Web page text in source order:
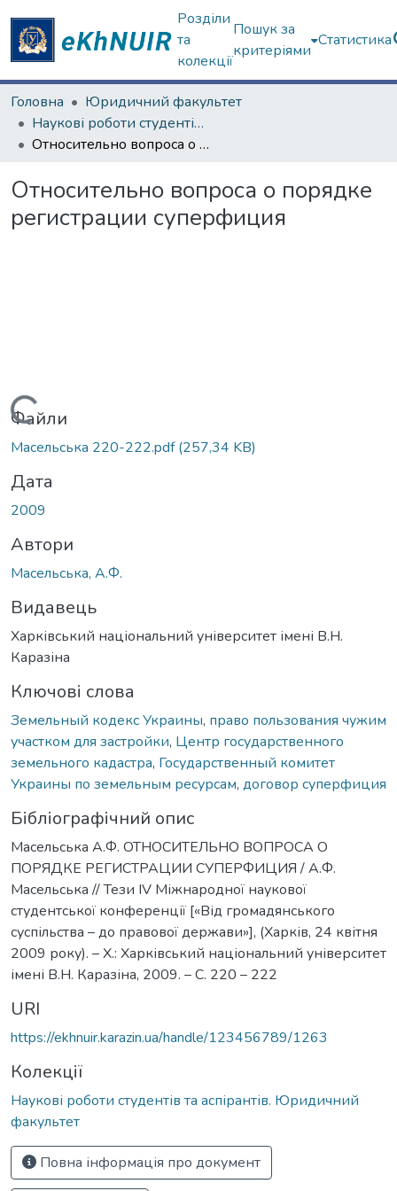
Розділи
та
колекції
Пошук за
критеріями
Статистика
Головна
Юридичний факультет
Наукові роботи студентів та аспірантів. Юридичний факультет
Относительно вопроса о порядке регистрации суперфиция
Относительно вопроса о порядке
регистрации суперфиция
Вантажиться...
Файли
Масельська 220-222.pdf(257,34 KB)
Дата
2009
Автори
Масельська, А.Ф.
Видавець
Харківський національний університет імені В.Н.
Каразіна
Ключові слова
Земельный кодекс Украины, право пользования чужим
участком для застройки, Центр государственного
земельного кадастра, Государственный комитет
Украины по земельным ресурсам, договор суперфиция
Бібліографічний опис
Масельська А.Ф. ОТНОСИТЕЛЬНО ВОПРОСА О
ПОРЯДКЕ РЕГИСТРАЦИИ СУПЕРФИЦИЯ / А.Ф.
Масельська // Тези ІV Міжнародної наукової
студентської конференції [«Від громадянського
суспільства – до правової держави»], (Харків, 24 квітня
2009 року). – Х.: Харківський національний університет
імені В.Н. Каразіна, 2009. – С. 220 – 222
URI
https://ekhnuir.karazin.ua/handle/123456789/1263
Колекції
Наукові роботи студентів та аспірантів. Юридичний
факультет
Повна інформація про документ